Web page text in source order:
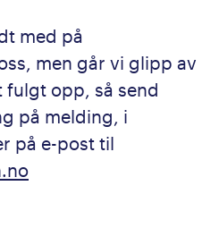
med på
men går vi glipp av
opp, så send
på melding, i
på e-post til